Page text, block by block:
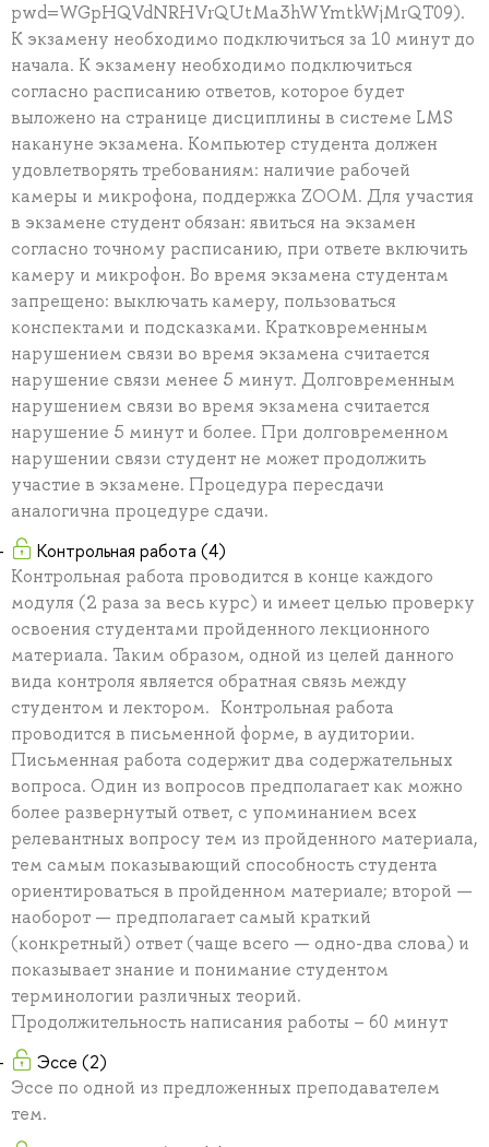
pwd=WGpHQVdNRHVrQUtMa3hWYmtkWjMrQT09).
К экзамену необходимо подключиться за 10 минут до
начала. К экзамену необходимо подключиться
согласно расписанию ответов, которое будет
выложено на странице дисциплины в системе LMS
накануне экзамена. Компьютер студента должен
удовлетворять требованиям: наличие рабочей
камеры и микрофона, поддержка ZOOM. Для участия
в экзамене студент обязан: явиться на экзамен
согласно точному расписанию, при ответе включить
камеру и микрофон. Во время экзамена студентам
запрещено: выключать камеру, пользоваться
конспектами и подсказками. Кратковременным
нарушением связи во время экзамена считается
нарушение связи менее 5 минут. Долговременным
нарушением связи во время экзамена считается
нарушение 5 минут и более. При долговременном
нарушении связи студент не может продолжить
участие в экзамене. Процедура пересдачи
аналогична процедуре сдачи.
Контрольная работа (4)
Контрольная работа проводится в конце каждого
модуля (2 раза за весь курс) и имеет целью проверку
освоения студентами пройденного лекционного
материала. Таким образом, одной из целей данного
вида контроля является обратная связь между
студентом и лектором. Контрольная работа
проводится в письменной форме, в аудитории.
Письменная работа содержит два содержательных
вопроса. Один из вопросов предполагает как можно
более развернутый ответ, с упоминанием всех
релевантных вопросу тем из пройденного материала,
тем самым показывающий способность студента
ориентироваться в пройденном материале; второй —
наоборот — предполагает самый краткий
(конкретный) ответ (чаще всего — одно-два слова) и
показывает знание и понимание студентом
терминологии различных теорий.
Продолжительность написания работы – 60 минут
Эссе (2)
Эссе по одной из предложенных преподавателем
тем.